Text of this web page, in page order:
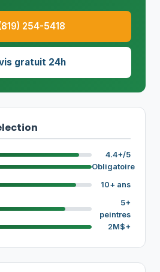
254-5418
gratuit 24h
4.4+/5
Obligatoire
10+ ans
5+
peintres
2M$+